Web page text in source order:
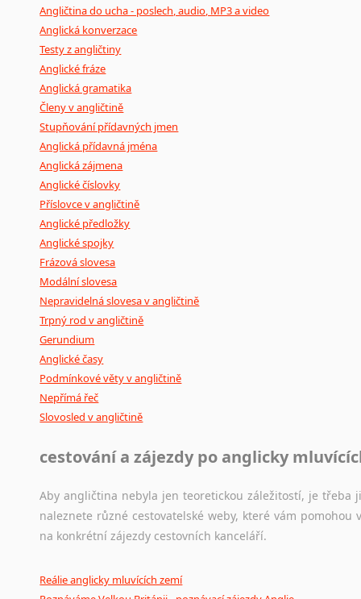
Angličtina do ucha - poslech, audio, MP3 a video
Anglická konverzace
Testy z angličtiny
Anglické fráze
Anglická gramatika
Členy v angličtině
Stupňování přídavných jmen
Anglická přídavná jména
Anglická zájmena
Anglické číslovky
Příslovce v angličtině
Anglické předložky
Anglické spojky
Frázová slovesa
Modální slovesa
Nepravidelná slovesa v angličtině
Trpný rod v angličtině
Gerundium
Anglické časy
Podmínkové věty v angličtině
Nepřímá řeč
Slovosled v angličtině
cestování a zájezdy po anglicky
Aby angličtina nebyla jen teoretickou záležitostí, je
naleznete různé cestovatelské weby, které vám
na konkrétní zájezdy cestovních kanceláří.
Reálie anglicky mluvících zemí